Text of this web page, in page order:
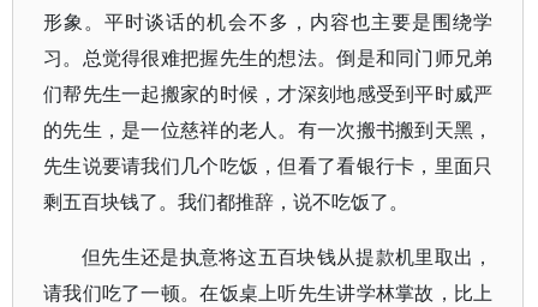
形象。平时谈话的机会不多，内容也主要是围绕学
习。总觉得很难把握先生的想法。倒是和同门师兄弟
们帮先生一起搬家的时候，才深刻地感受到平时威严
的先生，是一位慈祥的老人。有一次搬书搬到天黑，
先生说要请我们几个吃饭，但看了看银行卡，里面只
剩五百块钱了。我们都推辞，说不吃饭了。
但先生还是执意将这五百块钱从提款机里取出，
请我们吃了一顿。在饭桌上听先生讲学林掌故，比上